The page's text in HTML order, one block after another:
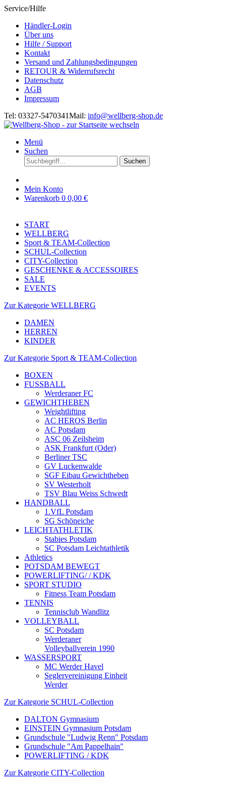
Service/Hilfe
Händler-Login
Über uns
Hilfe / Support
Kontakt
Versand und Zahlungsbedingungen
RETOUR & Widerrufsrecht
Datenschutz
AGB
Impressum
Tel: 03327-5470341Mail: info@wellberg-shop.de
Menü
Suchen
Suchen
Mein Konto
Warenkorb 0 0,00 €
START
WELLBERG
Sport & TEAM-Collection
SCHUL-Collection
CITY-Collection
GESCHENKE & ACCESSOIRES
SALE
EVENTS
Zur Kategorie WELLBERG
DAMEN
HERREN
KINDER
Zur Kategorie Sport & TEAM-Collection
BOXEN
FUSSBALL
Werderaner FC
GEWICHTHEBEN
Weightlifting
AC HEROS Berlin
AC Potsdam
ASC 06 Zeilsheim
ASK Frankfurt (Oder)
Berliner TSC
GV Luckenwalde
SGF Eibau Gewichtheben
SV Westerholt
TSV Blau Weiss Schwedt
HANDBALL
1.VfL Potsdam
SG Schöneiche
LEICHTATHLETIK
Stabies Potsdam
SC Potsdam Leichtathletik
Athletics
POTSDAM BEWEGT
POWERLIFTING/ / KDK
SPORT STUDIO
Fitness Team Potsdam
TENNIS
Tennisclub Wandlitz
VOLLEYBALL
SC Potsdam
Werderaner
Volleyballverein 1990
WASSERSPORT
MC Werder Havel
Seglervereinigung Einheit
Werder
Zur Kategorie SCHUL-Collection
DALTON Gymnasium
EINSTEIN Gymnasium Potsdam
Grundschule "Ludwig Renn" Potsdam
Grundschule "Am Pappelhain"
POWERLIFTING / KDK
Zur Kategorie CITY-Collection